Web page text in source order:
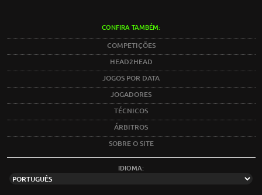
CONFIRA TAMBÉM:
COMPETIÇÕES
HEAD2HEAD
JOGOS POR DATA
JOGADORES
TÉCNICOS
ÁRBITROS
SOBRE O SITE
IDIOMA: